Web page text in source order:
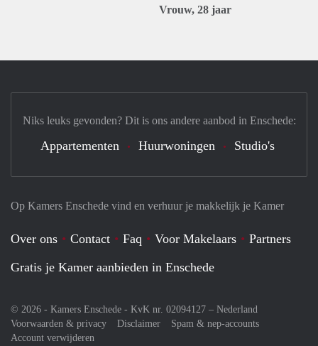
Vrouw, 28 jaar
Op Kamers Enschede vind en verhuur je makkelijk je Kamer
Over ons Contact Faq Voor Makelaars
Partners
Gratis je Kamer aanbieden in Enschede
© 2026 - Kamers Enschede - KvK nr. 02094127 – Nederland
Voorwaarden & privacy
Disclaimer
Spam & nep-accounts
Account verwijderen
Niks leuks gevonden? Dit is ons andere aanbod in Enschede:
Appartementen Huurwoningen Studio's